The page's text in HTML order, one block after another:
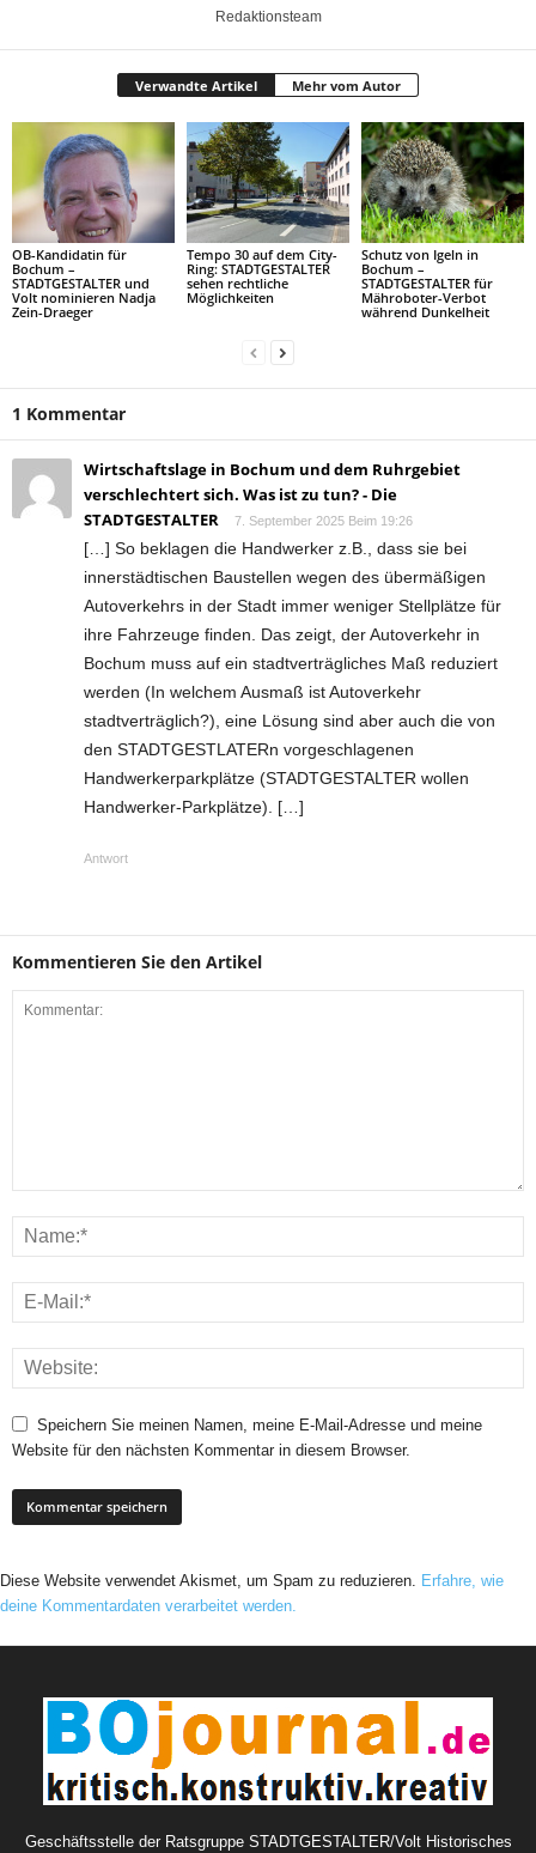
Redaktionsteam
Verwandte Artikel Mehr vom Autor
OB-Kandidatin für
Bochum –
STADTGESTALTER und
Volt nominieren Nadja
Zein-Draeger
Tempo 30 auf dem City-
Ring: STADTGESTALTER
sehen rechtliche
Möglichkeiten
Schutz von Igeln in
Bochum –
STADTGESTALTER für
Mähroboter-Verbot
während Dunkelheit
1 Kommentar
Wirtschaftslage in Bochum und dem Ruhrgebiet
verschlechtert sich. Was ist zu tun? - Die
STADTGESTALTER
7. September 2025 Beim 19:26
[…] So beklagen die Handwerker z.B., dass sie bei
innerstädtischen Baustellen wegen des übermäßigen
Autoverkehrs in der Stadt immer weniger Stellplätze für
ihre Fahrzeuge finden. Das zeigt, der Autoverkehr in
Bochum muss auf ein stadtverträgliches Maß reduziert
werden (In welchem Ausmaß ist Autoverkehr
stadtverträglich?), eine Lösung sind aber auch die von
den STADTGESTLATERn vorgeschlagenen
Handwerkerparkplätze (STADTGESTALTER wollen
Handwerker-Parkplätze). […]
Antwort
Kommentieren Sie den Artikel
Speichern Sie meinen Namen, meine E-Mail-Adresse und meine
Website für den nächsten Kommentar in diesem Browser.
Diese Website verwendet Akismet, um Spam zu reduzieren. Erfahre, wie
deine Kommentardaten verarbeitet werden.
Geschäftsstelle der Ratsgruppe STADTGESTALTER/Volt Historisches